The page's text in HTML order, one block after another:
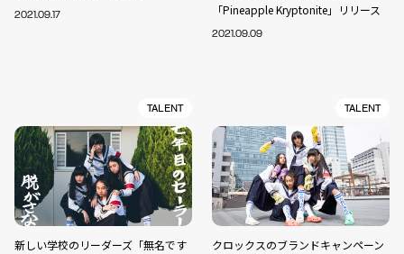
2021.09.17
「Pineapple Kryptonite」リリース
2021.09.09
TALENT
新しい学校のリーダーズ「無名です
TALENT
クロックスのブランドキャンペーン